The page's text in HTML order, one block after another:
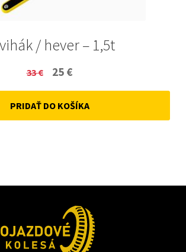
/ hever – 1,5t
33€
Original
price
was:
25 €
price
is:
PRIDAŤ DO KOŠÍKA